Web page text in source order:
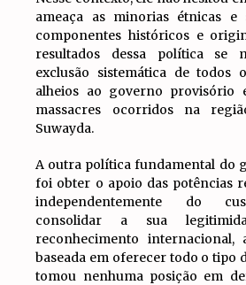
ameaça as minorias étnicas e
componentes históricos e
resultados dessa política se
exclusão sistemática de todos
alheios ao governo provisório
massacres ocorridos na
Suwayda.
A outra política fundamental do
foi obter o apoio das potências
independentemente do
consolidar a sua
reconhecimento internacional,
baseada em oferecer todo o tipo
tomou nenhuma posição em